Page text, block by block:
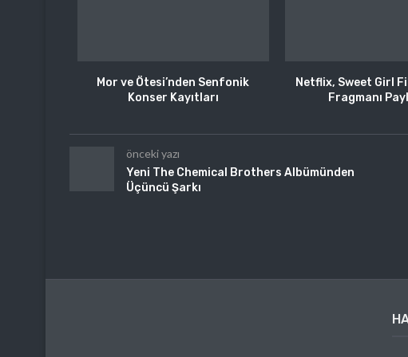
Mor ve Ötesi’nden Senfonik
Konser Kayıtları
Netflix, Sweet Girl
Fragmanı
önceki yazı
Yeni The Chemical Brothers Albümünden
Üçüncü Şarkı